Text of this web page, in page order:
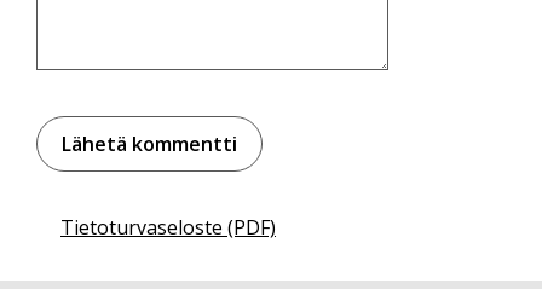
Tietoturvaseloste (PDF)